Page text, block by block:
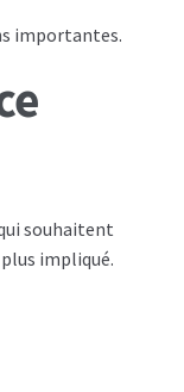
importantes.
souhaitent
impliqué.